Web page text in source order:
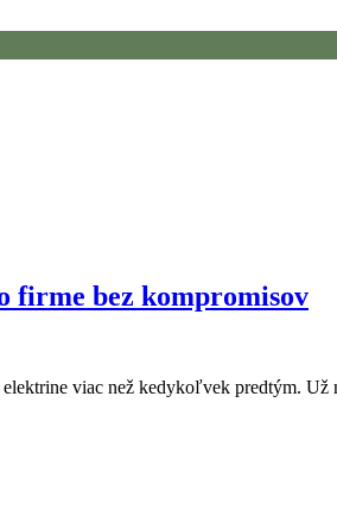
firme bez kompromisov
viac než kedykoľvek predtým.